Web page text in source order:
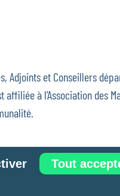
Adjoints et Conseillers
affiliée à l’Association des
Gestion des cookies
Tout